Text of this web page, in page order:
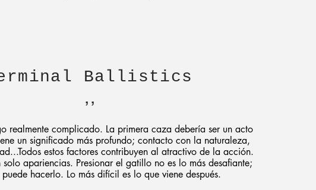
Ballistics
,,
realmente complicado. La primera caza debería ser un acto
un significado más profundo; contacto con la naturaleza,
estos factores contribuyen al atractivo de la acción.
solo apariencias. Presionar el gatillo no es lo más desafiante;
hacerlo. Lo más difícil es lo que viene después.